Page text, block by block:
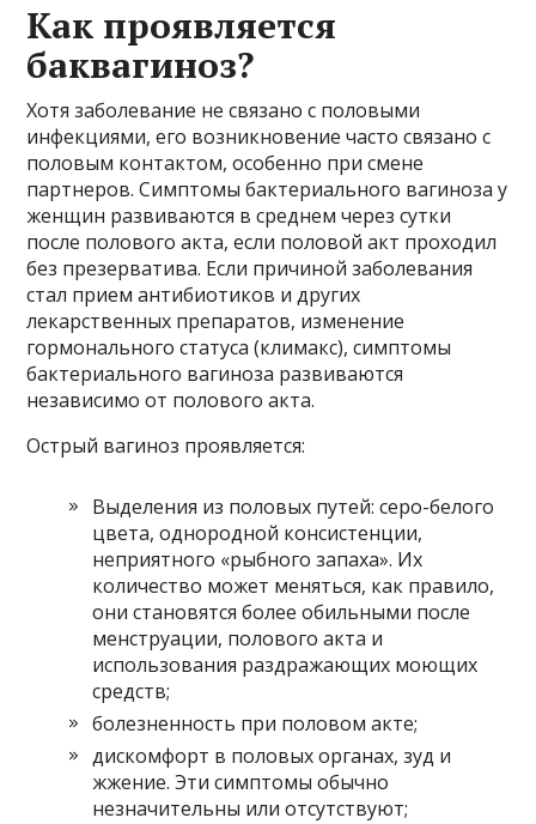
Как проявляется
баквагиноз?
Хотя заболевание не связано с половыми
инфекциями, его возникновение часто связано с
половым контактом, особенно при смене
партнеров. Симптомы бактериального вагиноза у
женщин развиваются в среднем через сутки
после полового акта, если половой акт проходил
без презерватива. Если причиной заболевания
стал прием антибиотиков и других
лекарственных препаратов, изменение
гормонального статуса (климакс), симптомы
бактериального вагиноза развиваются
независимо от полового акта.
Острый вагиноз проявляется:
Выделения из половых путей: серо-белого
цвета, однородной консистенции,
неприятного «рыбного запаха». Их
количество может меняться, как правило,
они становятся более обильными после
менструации, полового акта и
использования раздражающих моющих
средств;
болезненность при половом акте;
дискомфорт в половых органах, зуд и
жжение. Эти симптомы обычно
незначительны или отсутствуют;